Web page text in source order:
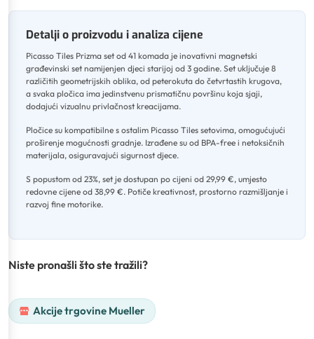
Detalji o proizvodu i analiza cijene
Picasso Tiles Prizma set od 41 komada je inovativni magnetski
građevinski set namijenjen djeci starijoj od 3 godine. Set uključuje 8
različitih geometrijskih oblika, od peterokuta do četvrtastih krugova,
a svaka pločica ima jedinstvenu prismatičnu površinu koja sjaji,
dodajući vizualnu privlačnost kreacijama.
Pločice su kompatibilne s ostalim Picasso Tiles setovima, omogućujući
proširenje mogućnosti gradnje. Izrađene su od BPA-free i netoksičnih
materijala, osiguravajući sigurnost djece.
S popustom od 23%, set je dostupan po cijeni od 29,99 €, umjesto
redovne cijene od 38,99 €. Potiče kreativnost, prostorno razmišljanje i
razvoj fine motorike.
Niste pronašli što ste tražili?
Akcije trgovine Mueller